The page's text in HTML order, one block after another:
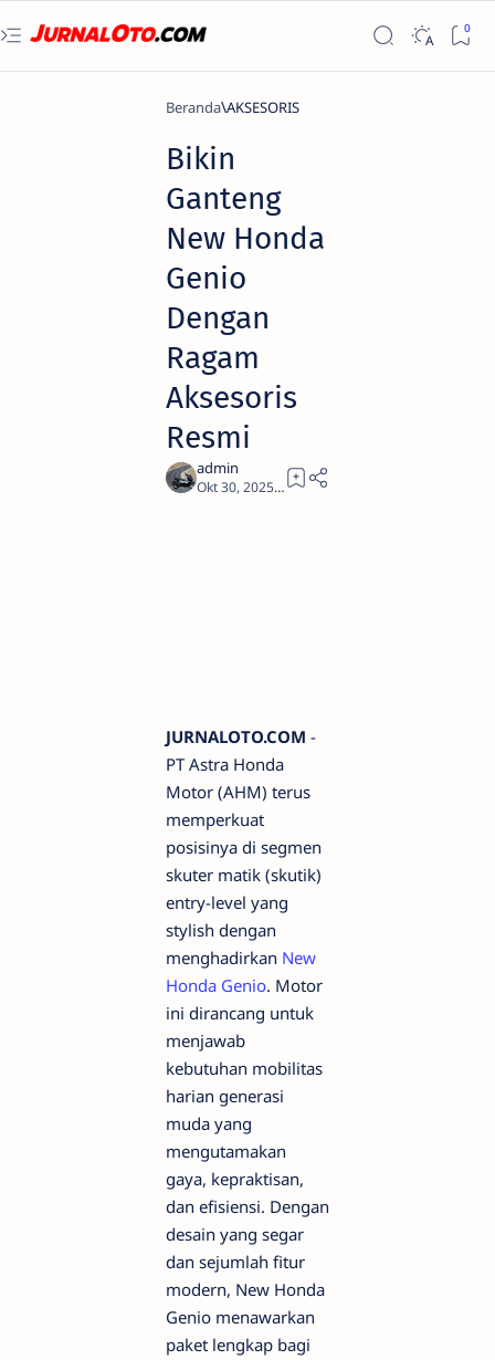
Beranda AKSESORIS
Bikin
Ganteng
New Honda
Genio
Dengan
Ragam
Aksesoris
Resmi
3
JURNALOTO.COM -
PT Astra Honda
Motor (AHM) terus
memperkuat
posisinya di segmen
skuter matik (skutik)
entry-level yang
stylish dengan
menghadirkan New
Honda Genio. Motor
ini dirancang untuk
menjawab
kebutuhan mobilitas
harian generasi
muda yang
mengutamakan
gaya, kepraktisan,
dan efisiensi. Dengan
desain yang segar
dan sejumlah fitur
modern, New Honda
Genio menawarkan
paket lengkap bagi